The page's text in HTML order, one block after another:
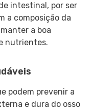
intestinal, por ser
a composição da
a boa
nutrientes.
podem prevenir a
e dura do osso